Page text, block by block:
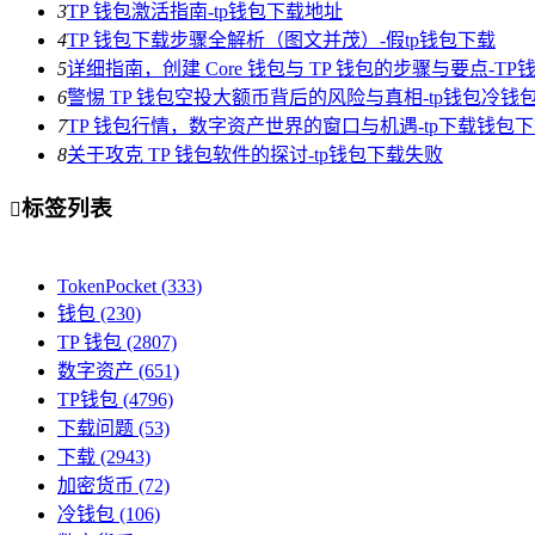
3TP 钱包激活指南-tp钱包下载地址
4TP 钱包下载步骤全解析（图文并茂）-假tp钱包下载
5详细指南，创建 Core 钱包与 TP 钱包的步骤与要点-TP
6警惕 TP 钱包空投大额币背后的风险与真相-tp钱包冷钱
7TP 钱包行情，数字资产世界的窗口与机遇-tp下载钱包
8关于攻克 TP 钱包软件的探讨-tp钱包下载失败
标签列表
TokenPocket (333)
钱包 (230)
TP 钱包 (2807)
数字资产 (651)
TP钱包 (4796)
下载问题 (53)
下载 (2943)
加密货币 (72)
冷钱包 (106)